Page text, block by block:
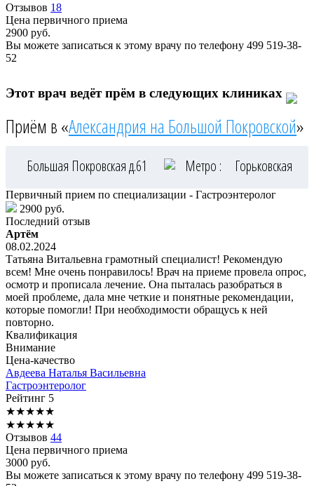
Отзывов 18
Цена первичного приема
2900 руб.
Вы можете записаться к этому врачу по телефону 499 519-38-
52
Этот врач ведёт прём в следующих клиниках
Приём в «Александрия на Большой Покровской»
Большая Покровская д.61 Метро : Горьковская
Первичный прием по специализации - Гастроэнтеролог
2900 руб.
Последний отзыв
Артём
08.02.2024
Татьяна Витальевна грамотный специалист! Рекомендую
всем! Мне очень понравилось! Врач на приеме провела опрос,
осмотр и прописала лечение. Она пыталась разобраться в
моей проблеме, дала мне четкие и понятные рекомендации,
которые помогли! При необходимости обращусь к ней
повторно.
Квалификация
Внимание
Цена-качество
Авдеева Наталья Васильевна
Гастроэнтеролог
Рейтинг 5
★★★★★
★★★★★
Отзывов 44
Цена первичного приема
3000 руб.
Вы можете записаться к этому врачу по телефону 499 519-38-